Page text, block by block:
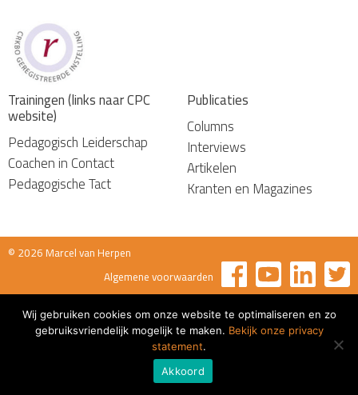
Trainingen (links naar CPC
website)
Pedagogisch Leiderschap
Coachen in Contact
Pedagogische Tact
Publicaties
Columns
Interviews
Artikelen
Kranten en Magazines
© 2026 Marcel van Herpen
Algemene voorwaarden
Wij gebruiken cookies om onze website te optimaliseren en zo
gebruiksvriendelijk mogelijk te maken. Bekijk onze privacy
statement.
Akkoord